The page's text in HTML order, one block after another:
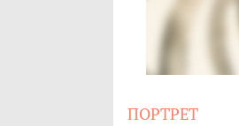
ПОРТРЕТ